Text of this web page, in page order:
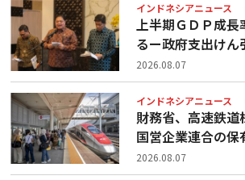
インドネシアニュース
上半期ＧＤＰ成長
るー政府支出け
2026.08.07
インドネシアニュース
財務省、高速鉄道
国営企業連合の保
2026.08.07